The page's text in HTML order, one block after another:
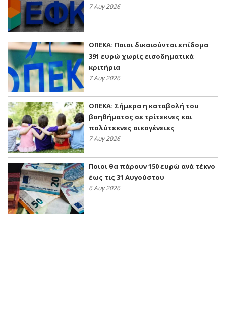
7 Αυγ 2026
ΟΠΕΚΑ: Ποιοι δικαιούνται επίδομα
391 ευρώ χωρίς εισοδηματικά
κριτήρια
7 Αυγ 2026
ΟΠΕΚΑ: Σήμερα η καταβολή του
βοηθήματος σε τρίτεκνες και
πολύτεκνες οικογένειες
7 Αυγ 2026
Ποιοι θα πάρουν 150 ευρώ ανά τέκνο
έως τις 31 Αυγούστου
6 Αυγ 2026